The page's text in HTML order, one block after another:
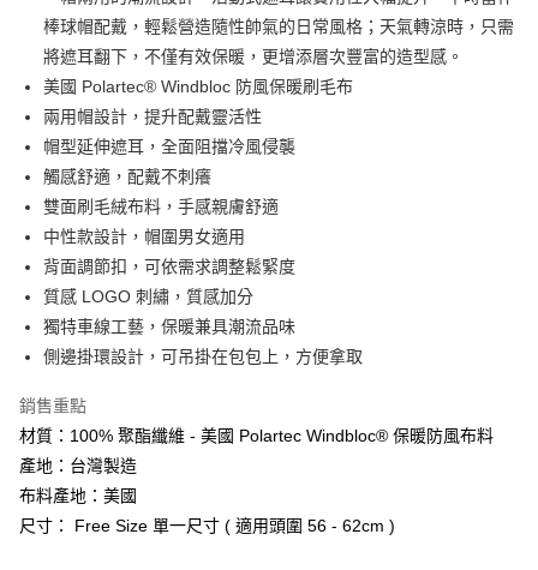
全盈+PAY
大哥付你分期
相關說明
【大哥付你分期使用說明】
1.本服務由台灣大哥大提供，台灣大哥大用戶可立即使用無須另外申請。
2.付款方式選擇「大哥付你分期」，訂單成立後會自動跳轉到大哥付的交易
流程，驗證手機門號後，選擇欲分期的期數、繳款截止日，確認付款後即完
成交易。
3.實際核准額度、可分期數及費用金額請依後續交易確認頁面所載為準。
消。如遇「轉專審核」未通過狀況，表示未達大哥付你分期系統評分，恕無
法說明評估內容。
【繳款方式說明】
1.分期款項不併入電信帳單，「大哥付你分期」於每月結算日後寄送繳費提
醒簡訊。
帳／街口支付／iPASS MONEY」等通路繳費。
【注意事項】
1.本服務係由「台灣大哥大股份有限公司」（以下簡稱本公司）所提供，讓
用戶於交易時，得透過本服務購買商品或服務，並由商店將買賣／分期付款
2.基於同意付款使用「大哥付你分期」之契約關係目的，商店將以您的個人
AFTEE先享後付
相關說明
【關於「AFTEE先享後付」】
AFTEE先享後付是「在收到商品之後才付款」的支付方式。 讓您購物簡單
便利好安心！
１．簡單：不需註冊會員、不需綁卡、不需儲值。
３．安心：先確認商品／服務後，再付款。
【「AFTEE先享後付」結帳流程】
１．於結帳方式選擇「AFTEE先享後付」後，將跳轉至「AFTEE先享後付」
２．訂單成立數日內，您將收到繳費通知簡訊。
３．收到繳費通知簡訊後14天內，點擊此簡訊中的連結，可透過四大超商／
ATM／網路銀行／等多元方式進行付款，方視為交易完成。
※ 請注意：結帳手續完成當下不需立刻繳費，但若您需要取消訂單，請聯絡
購買商品的店家。未經商家同意取消之訂單仍視為有效，需透過AFTEE先享
後付繳納相關費用。
ATM付款
運送方式
每筆NT$70，滿NT$1,000(含以上)免運費
宅配
每筆NT$100，滿NT$1,200(含以上)免運費
棒球帽配戴，輕鬆營造隨性帥氣的日常風格；天氣轉涼時，只需
將遮耳翻下，不僅有效保暖，更增添層次豐富的造型感。
美國 Polartec® Windbloc 防風保暖刷毛布
兩用帽設計，提升配戴靈活性
帽型延伸遮耳，全面阻擋冷風侵襲
觸感舒適，配戴不刺癢
雙面刷毛絨布料，手感親膚舒適
中性款設計，帽圍男女適用
背面調節扣，可依需求調整鬆緊度
質感 LOGO 刺繡，質感加分
獨特車線工藝，保暖兼具潮流品味
側邊掛環設計，可吊掛在包包上，方便拿取
銷售重點
材質：100% 聚酯纖維 - 美國 Polartec Windbloc® 保暖防風布料
產地：台灣製造
布料產地：美國
尺寸： Free Size 單一尺寸 ( 適用頭圍 56 - 62cm )